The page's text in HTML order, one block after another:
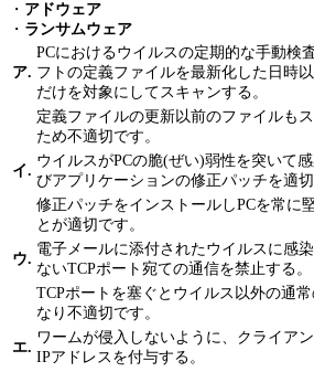
・ アドウェア
・ ランサムウェア
ア.
PCにおけるウイルスの定期的な手動検
フトの定義ファイルを最新化した日時
だけを対象にしてスキャンする。
定義ファイルの更新以前のファイルも
ため不適切です。
イ.
ウイルスがPCの脆(ぜい)弱性を突いて
びアプリケーションの修正パッチを適切
修正パッチをインストールしPCを常に
とが適切です。
ウ.
電子メールに添付されたウイルスに感
ないTCPポート宛ての通信を禁止する。
TCPポートを塞ぐとウイルス以外の通
なり不適切です。
エ.
ワームが侵入しないように、クライア
IPアドレスを付与する。